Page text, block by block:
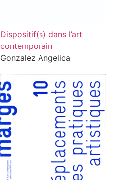
Dispositif(s) dans l’art
contemporain
Gonzalez Angelica